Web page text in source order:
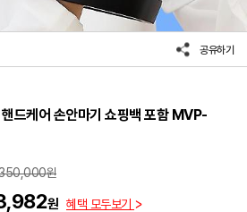
공유하기
드케어 손안마기 쇼핑백 포함 MVP-
원
원 혜택 모두보기